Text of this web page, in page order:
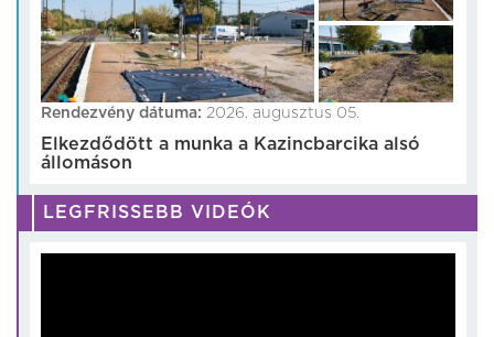
Rendezvény dátuma: 2026. augusztus 05.
Elkezdődött a munka a Kazincbarcika alsó
állomáson
LEGFRISSEBB VIDEÓK